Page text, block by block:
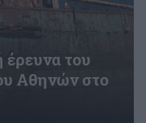
έρευνα του
Αθηνών στο